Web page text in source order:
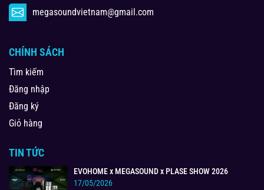
megasoundvietnam@gmail.com
CHÍNH SÁCH
Tìm kiếm
Đăng nhập
Đăng ký
Giỏ hàng
TIN TỨC
EVOHOME x MEGASOUND x PLASE SHOW 2026
17/05/2026